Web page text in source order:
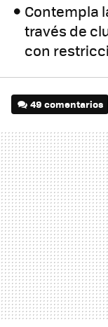
Contempla
través de
con
49 comentarios